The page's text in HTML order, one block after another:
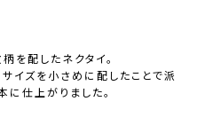
を配したネクタイ。
イズを小さめに配したことで派
に仕上がりました。